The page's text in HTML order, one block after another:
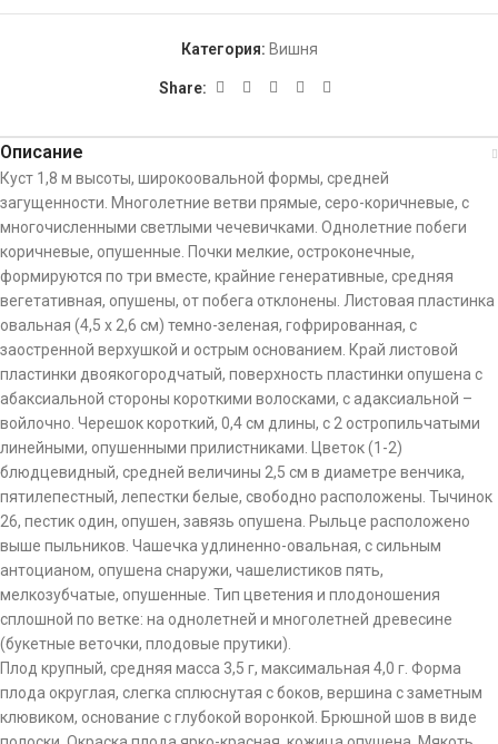
Категория: Вишня
Share:
Описание
Куст 1,8 м высоты, широкоовальной формы, средней
загущенности. Многолетние ветви прямые, серо-коричневые, с
многочисленными светлыми чечевичками. Однолетние побеги
коричневые, опушенные. Почки мелкие, остроконечные,
формируются по три вместе, крайние генеративные, средняя
вегетативная, опушены, от побега отклонены. Листовая пластинка
овальная (4,5 х 2,6 см) темно-зеленая, гофрированная, с
заостренной верхушкой и острым основанием. Край листовой
пластинки двоякогородчатый, поверхность пластинки опушена с
абаксиальной стороны короткими волосками, с адаксиальной –
войлочно. Черешок короткий, 0,4 см длины, с 2 остропильчатыми
линейными, опушенными прилистниками. Цветок (1-2)
блюдцевидный, средней величины 2,5 см в диаметре венчика,
пятилепестный, лепестки белые, свободно расположены. Тычинок
26, пестик один, опушен, завязь опушена. Рыльце расположено
выше пыльников. Чашечка удлиненно-овальная, с сильным
антоцианом, опушена снаружи, чашелистиков пять,
мелкозубчатые, опушенные. Тип цветения и плодоношения
сплошной по ветке: на однолетней и многолетней древесине
(букетные веточки, плодовые прутики).
Плод крупный, средняя масса 3,5 г, максимальная 4,0 г. Форма
плода округлая, слегка сплюснутая с боков, вершина с заметным
клювиком, основание с глубокой воронкой. Брюшной шов в виде